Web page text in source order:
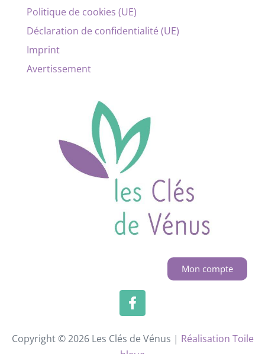
Politique de cookies (UE)
Déclaration de confidentialité (UE)
Imprint
Avertissement
Mon compte
Copyright © 2026 Les Clés de Vénus | Réalisation Toile